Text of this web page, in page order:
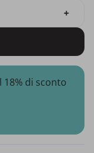
+
18% di sconto